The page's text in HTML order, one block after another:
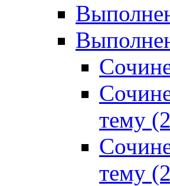
тему
тему